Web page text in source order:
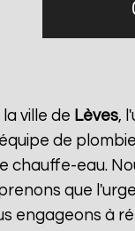
la ville de Lèves,
de
chauffe-eau.
que
engageons à